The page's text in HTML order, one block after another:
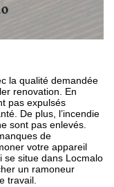
la qualité demandée
renovation. En
pas expulsés
De plus, l’incendie
sont pas enlevés.
de
votre appareil
se situe dans Locmalo
un ramoneur
travail.